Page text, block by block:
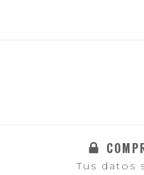
Tus datos